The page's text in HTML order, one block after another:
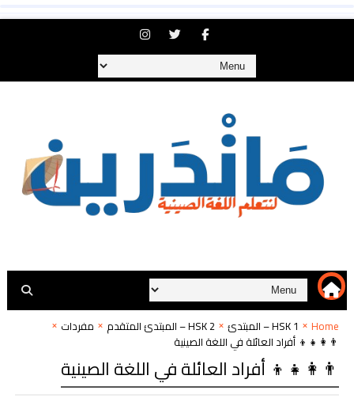
Home HSK 1 – المبتدئ HSK 2 – المبتدئ المتقدم
مفردات
👨‍👩‍👧‍👦 أفراد العائلة في اللغة الصينية
👨‍👩‍👧‍👦 أفراد العائلة في اللغة الصينية